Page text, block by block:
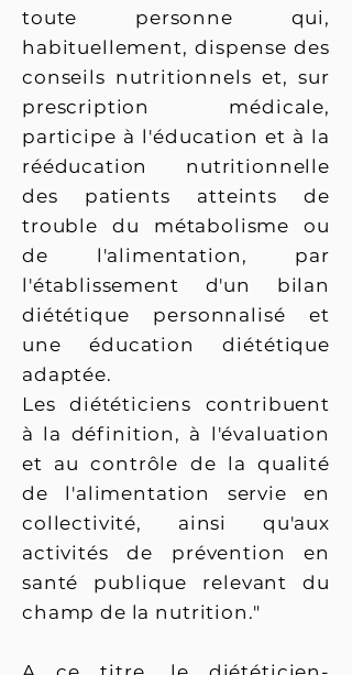
toute personne qui,
habituellement, dispense des
conseils nutritionnels et, sur
prescription médicale,
participe à l'éducation et à la
rééducation nutritionnelle
des patients atteints de
trouble du métabolisme ou
de l'alimentation, par
l'établissement d'un bilan
diététique personnalisé et
une éducation diététique
adaptée.
Les diététiciens contribuent
à la définition, à l'évaluation
et au contrôle de la qualité
de l'alimentation servie en
collectivité, ainsi qu'aux
activités de prévention en
santé publique relevant du
champ de la nutrition."